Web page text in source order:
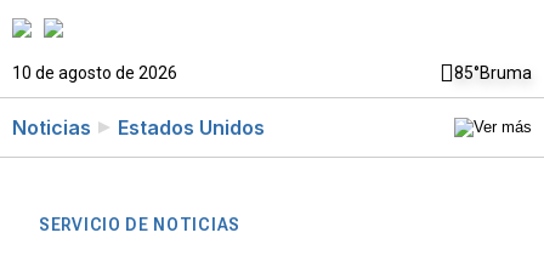
10 de agosto de 2026 85°Bruma
Noticias Estados Unidos
SERVICIO DE NOTICIAS